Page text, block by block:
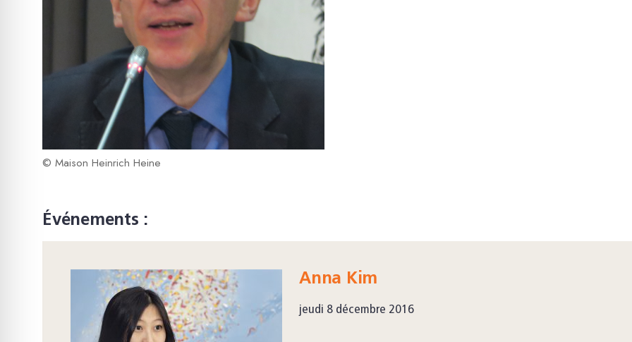
© Maison Heinrich Heine
Événements :
Anna Kim
jeudi 8 décembre 2016